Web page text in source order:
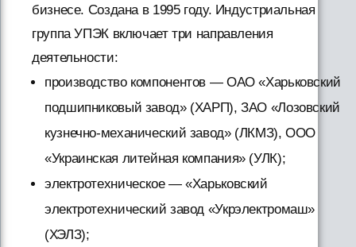
бизнесе. Создана в 1995 году. Индустриальная
группа УПЭК включает три направления
деятельности:
производство компонентов — ОАО «Харьковский
подшипниковый завод» (ХАРП), ЗАО «Лозовский
кузнечно-механический завод» (ЛКМЗ), ООО
«Украинская литейная компания» (УЛК);
электротехническое — «Харьковский
электротехнический завод «Укрэлектромаш»
(ХЭЛЗ);